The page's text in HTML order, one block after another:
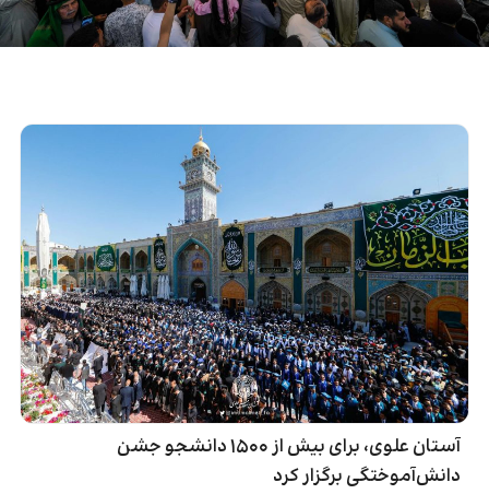
آستان علوی، برای بیش از ۱۵۰۰ دانشجو جشن
دانش‌آموختگی برگزار کرد